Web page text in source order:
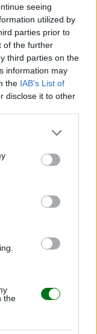
seeing
utilized by
parties prior to
of the further
third parties on the
information may
the IAB’s List of
disclose it to other
the
apoyo en la